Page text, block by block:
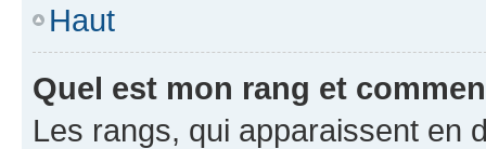
Haut
Quel est mon rang et
Les rangs, qui apparaissent en